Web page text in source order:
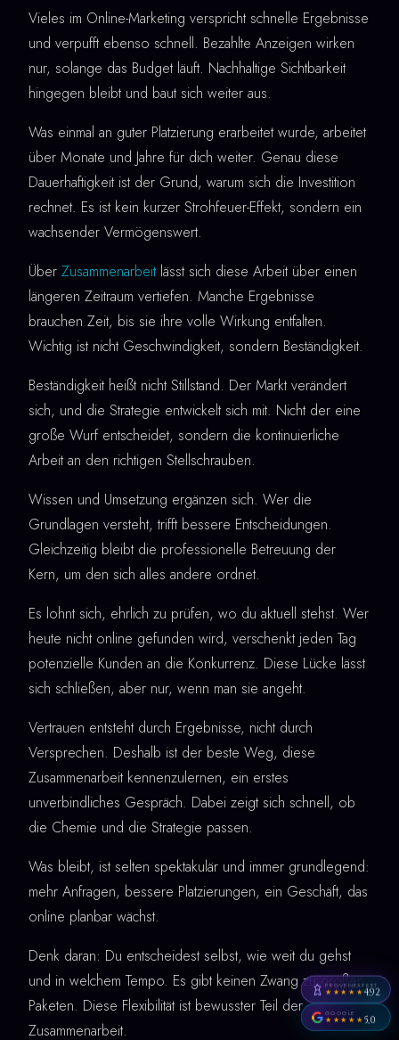
Vieles im Online-Marketing verspricht schnelle Ergebnisse
und verpufft ebenso schnell. Bezahlte Anzeigen wirken
nur, solange das Budget läuft. Nachhaltige Sichtbarkeit
hingegen bleibt und baut sich weiter aus.
Was einmal an guter Platzierung erarbeitet wurde, arbeitet
über Monate und Jahre für dich weiter. Genau diese
Dauerhaftigkeit ist der Grund, warum sich die Investition
rechnet. Es ist kein kurzer Strohfeuer-Effekt, sondern ein
wachsender Vermögenswert.
Über Zusammenarbeit lässt sich diese Arbeit über einen
längeren Zeitraum vertiefen. Manche Ergebnisse
brauchen Zeit, bis sie ihre volle Wirkung entfalten.
Wichtig ist nicht Geschwindigkeit, sondern Beständigkeit.
Beständigkeit heißt nicht Stillstand. Der Markt verändert
sich, und die Strategie entwickelt sich mit. Nicht der eine
große Wurf entscheidet, sondern die kontinuierliche
Arbeit an den richtigen Stellschrauben.
Wissen und Umsetzung ergänzen sich. Wer die
Grundlagen versteht, trifft bessere Entscheidungen.
Gleichzeitig bleibt die professionelle Betreuung der
Kern, um den sich alles andere ordnet.
Es lohnt sich, ehrlich zu prüfen, wo du aktuell stehst. Wer
heute nicht online gefunden wird, verschenkt jeden Tag
potenzielle Kunden an die Konkurrenz. Diese Lücke lässt
sich schließen, aber nur, wenn man sie angeht.
Vertrauen entsteht durch Ergebnisse, nicht durch
Versprechen. Deshalb ist der beste Weg, diese
Zusammenarbeit kennenzulernen, ein erstes
unverbindliches Gespräch. Dabei zeigt sich schnell, ob
die Chemie und die Strategie passen.
Was bleibt, ist selten spektakulär und immer grundlegend:
mehr Anfragen, bessere Platzierungen, ein Geschäft, das
online planbar wächst.
Denk daran: Du entscheidest selbst, wie weit du gehst
und in welchem Tempo. Es gibt keinen Zwang zu großen
Paketen. Diese Flexibilität ist bewusster Teil der
Zusammenarbeit.
PROVENEXPERT
★★★★★4,92
GOOGLE
★★★★★5,0